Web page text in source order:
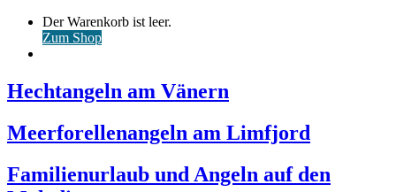
Warenkorb
ansehen
Der Warenkorb ist leer.
Zum Shop
Hechtangeln am Vänern
Meerforellenangeln am Limfjord
Familienurlaub und Angeln auf den